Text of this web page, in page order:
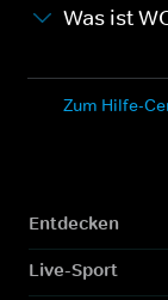
Was ist
Zum Hilfe-
Entdecken
Live-Sport